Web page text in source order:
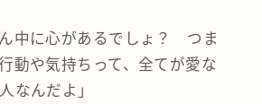
ん中に心があるでしょ？ つま
動や気持ちって、全てが愛な
なんだよ」